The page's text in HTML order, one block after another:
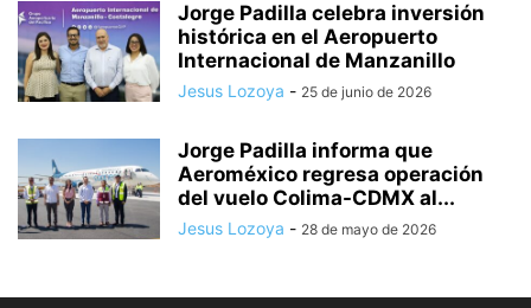
Jorge Padilla celebra inversión
histórica en el Aeropuerto
Internacional de Manzanillo
Jesus Lozoya - 25 de junio de 2026
Jorge Padilla informa que
Aeroméxico regresa operación
del vuelo Colima-CDMX al...
Jesus Lozoya - 28 de mayo de 2026